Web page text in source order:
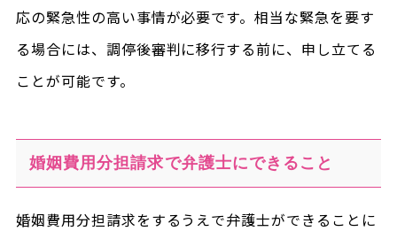
応の緊急性の高い事情が必要です。相当な緊急を要す
る場合には、調停後審判に移行する前に、申し立てる
ことが可能です。
婚姻費用分担請求で弁護士にできること
婚姻費用分担請求をするうえで弁護士ができることに